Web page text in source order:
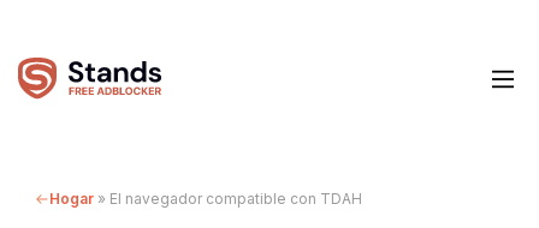
Hogar » El navegador compatible con TDAH